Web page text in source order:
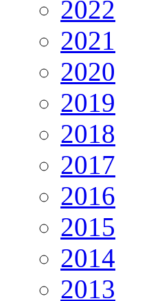
2022
2021
2020
2019
2018
2017
2016
2015
2014
2013